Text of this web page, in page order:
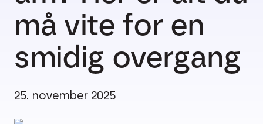
må vite for en
smidig overgang
25. november 2025